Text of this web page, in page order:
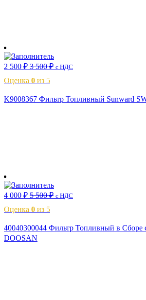
2 500 ₽ 3 500₽ с НДС
Оценка 0 из 5
K9008367 Фильтр Топливный Sunward
4 000 ₽ 5 500₽ с НДС
Оценка 0 из 5
40040300044 Фильтр Топливный в
DOOSAN